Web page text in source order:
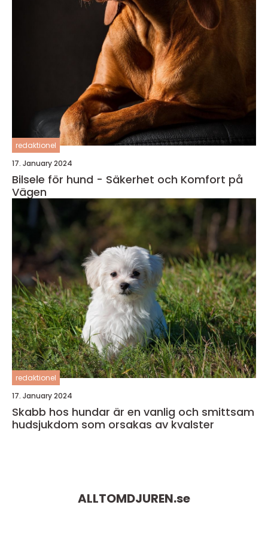
redaktionel
17. January 2024
Bilsele för hund - Säkerhet och Komfort på
Vägen
redaktionel
17. January 2024
Skabb hos hundar är en vanlig och smittsam
hudsjukdom som orsakas av kvalster
ALLTOMDJUREN.se